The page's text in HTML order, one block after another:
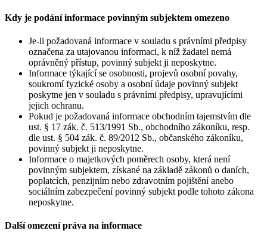
Kdy je podání informace povinným subjektem omezeno
Je-li požadovaná informace v souladu s právními předpisy
označena za utajovanou informaci, k níž žadatel nemá
oprávněný přístup, povinný subjekt ji neposkytne.
Informace týkající se osobnosti, projevů osobní povahy,
soukromí fyzické osoby a osobní údaje povinný subjekt
poskytne jen v souladu s právními předpisy, upravujícími
jejich ochranu.
Pokud je požadovaná informace obchodním tajemstvím dle
ust. § 17 zák. č. 513/1991 Sb., obchodního zákoníku, resp.
dle ust. § 504 zák. č. 89/2012 Sb., občanského zákoníku,
povinný subjekt ji neposkytne.
Informace o majetkových poměrech osoby, která není
povinným subjektem, získané na základě zákonů o daních,
poplatcích, penzijním nebo zdravotním pojištění anebo
sociálním zabezpečení povinný subjekt podle tohoto zákona
neposkytne.
Další omezení práva na informace